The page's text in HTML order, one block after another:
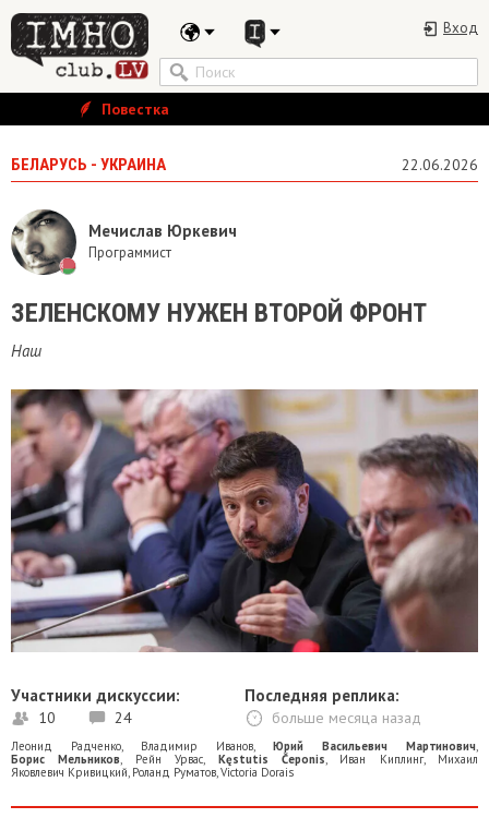
Вход
Повестка
БЕЛАРУСЬ - УКРАИНА 22.06.2026
Мечислав Юркевич
Программист
ЗЕЛЕНСКОМУ НУЖЕН ВТОРОЙ ФРОНТ
Наш
Участники дискуссии:
10 24
Последняя реплика:
больше месяца назад
Леонид Радченко, Владимир Иванов, Юрий Васильевич Мартинович,
Борис Мельников, Рейн Урвас, Kęstutis Čeponis, Иван Киплинг, Михаил
Яковлевич Кривицкий, Роланд Руматов,Victoria Dorais